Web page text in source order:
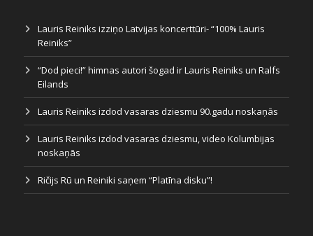
Lauris Reiniks izziņo Latvijas koncerttūri- “100% Lauris
Reiniks”
“Dod pieci!” himnas autori šogad ir Lauris Reiniks un Ralfs
Eilands
Lauris Reiniks izdod vasaras dziesmu 90.gadu noskaņās
Lauris Reiniks izdod vasaras dziesmu, video Kolumbijas
noskaņās
Ričijs Rū un Reiniki saņem “Platīna disku”!